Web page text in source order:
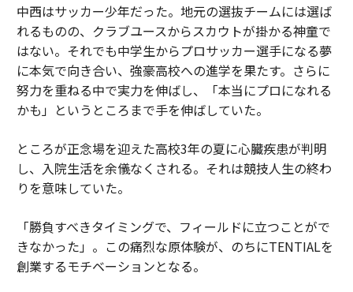
中西はサッカー少年だった。地元の選抜チームには選ば
れるものの、クラブユースからスカウトが掛かる神童で
はない。それでも中学生からプロサッカー選手になる夢
に本気で向き合い、強豪高校への進学を果たす。さらに
努力を重ねる中で実力を伸ばし、「本当にプロになれる
かも」というところまで手を伸ばしていた。
ところが正念場を迎えた高校3年の夏に心臓疾患が判明
し、入院生活を余儀なくされる。それは競技人生の終わ
りを意味していた。
「勝負すべきタイミングで、フィールドに立つことがで
きなかった」。この痛烈な原体験が、のちにTENTIALを
創業するモチベーションとなる。